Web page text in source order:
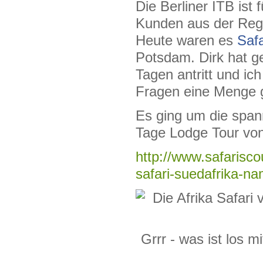
Die Berliner ITB ist
Kunden aus der
Heute waren es
Potsdam. Dirk hat
Tagen antritt und
Fragen eine Menge
Es ging um die
Tage Lodge Tour
http://
safari-suedafrika-
Grrr - was ist los